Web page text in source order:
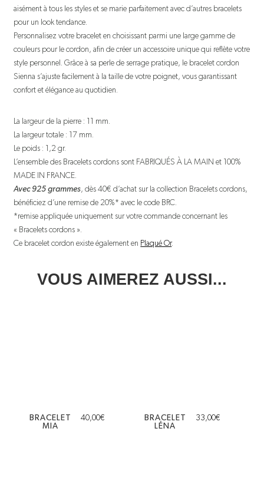
aisément à tous les styles et se marie parfaitement avec d’autres bracelets
pour un look tendance.
Personnalisez votre bracelet en choisissant parmi une large gamme de
couleurs pour le cordon, afin de créer un accessoire unique qui reflète votre
style personnel. Grâce à sa perle de serrage pratique, le bracelet cordon
Sienna s’ajuste facilement à la taille de votre poignet, vous garantissant
confort et élégance au quotidien.
La largeur de la pierre : 11 mm.
La largeur totale : 17 mm.
Le poids : 1,2 gr.
L’ensemble des Bracelets cordons sont FABRIQUÉS À LA MAIN et 100%
MADE IN FRANCE.
Avec 925 grammes, dès 40€ d’achat sur la collection Bracelets cordons,
bénéficiez d’une remise de 20%* avec le code BRC.
*remise appliquée uniquement sur votre commande concernant les
« Bracelets cordons ».
Ce bracelet cordon existe également en Plaqué Or.
VOUS AIMEREZ AUSSI...
BRACELET
MIA
40,00€
BRACELET
LÉNA
33,00€